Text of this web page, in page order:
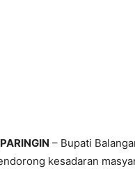
– Bupati
kesadaran